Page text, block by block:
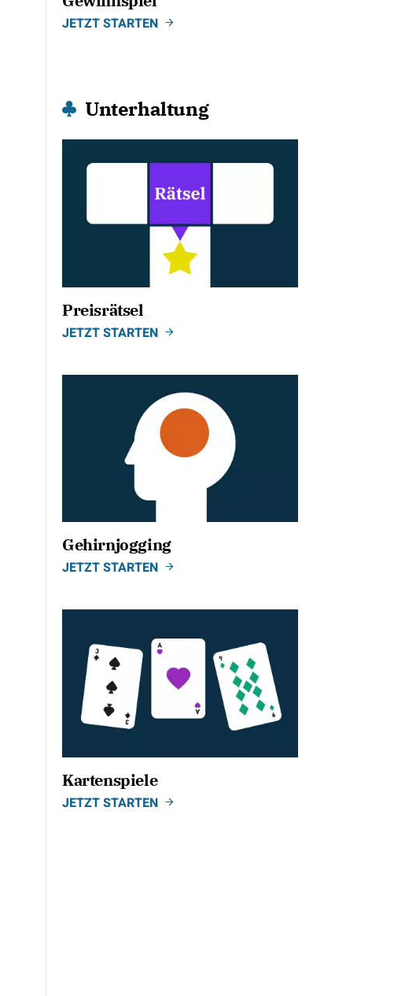
JETZT STARTEN
Unterhaltung
Preisrätsel
JETZT STARTEN
Gehirnjogging
JETZT STARTEN
Kartenspiele
JETZT STARTEN